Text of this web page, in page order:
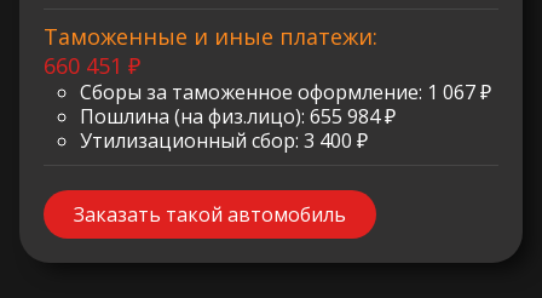
Таможенные и иные платежи:
660 451 ₽
Сборы за таможенное оформление: 1 067 ₽
Пошлина (на физ.лицо): 655 984 ₽
Утилизационный сбор: 3 400 ₽
Заказать такой автомобиль